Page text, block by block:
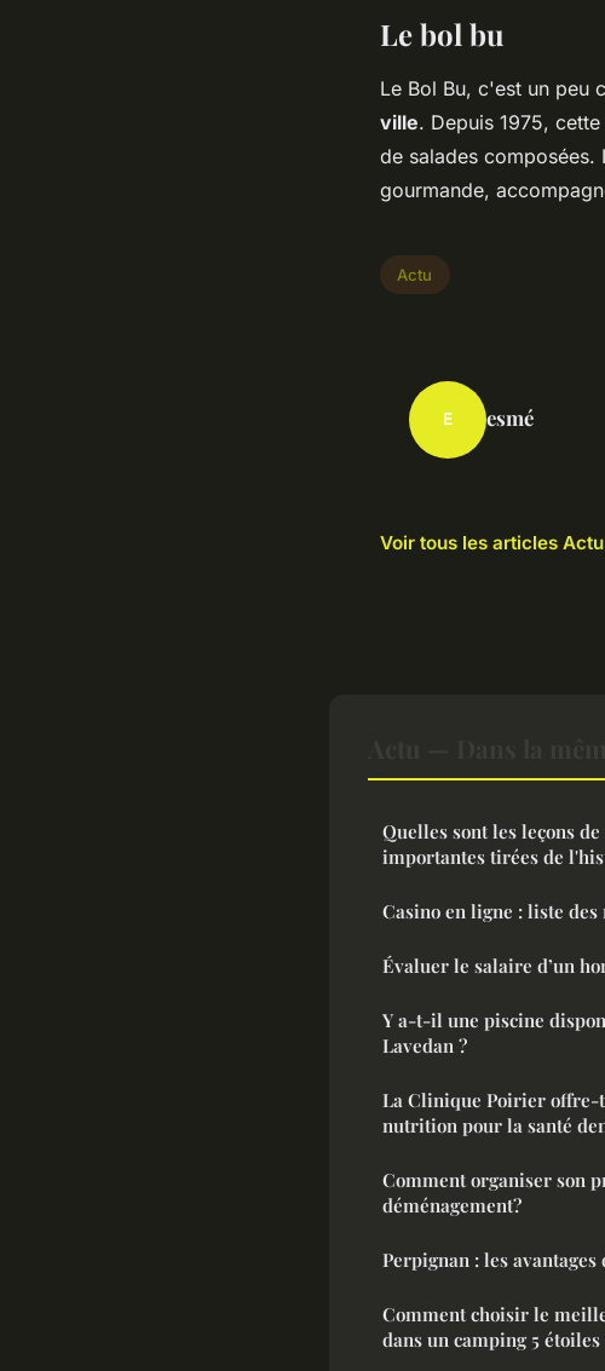
Le bol bu
Le Bol Bu, c'est un peu
ville. Depuis 1975,
de salades composées.
gourmande,
Actu
E esmé
Voir tous les articles
Quelles sont les leçons
importantes tirées de
Casino en ligne : liste
Évaluer le salaire d’un
Y a-t-il une piscine
Lavedan ?
La Clinique Poirier offre-
nutrition pour la santé
Comment organiser son
déménagement?
Perpignan : les
Comment choisir le
dans un camping 5 étoiles